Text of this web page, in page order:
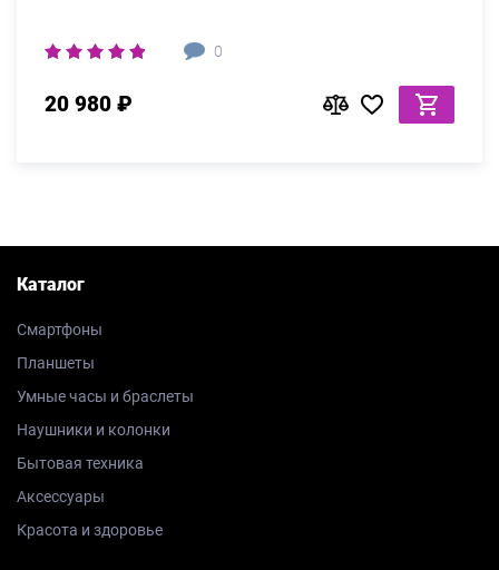
0
20 980 ₽
Каталог
Смартфоны
Планшеты
Умные часы и браслеты
Наушники и колонки
Бытовая техника
Аксессуары
Красота и здоровье